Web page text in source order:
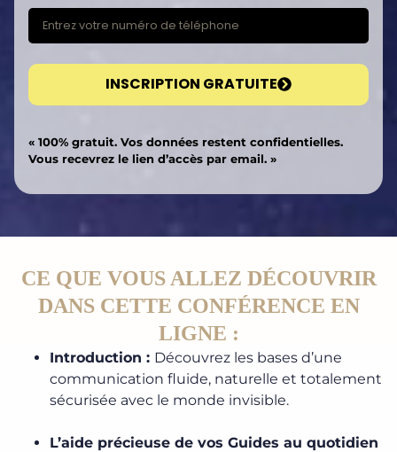
INSCRIPTION GRATUITE
« 100% gratuit. Vos données restent confidentielles.
Vous recevrez le lien d’accès par email. »
CE QUE VOUS ALLEZ DÉCOUVRIR
DANS CETTE CONFÉRENCE EN
LIGNE :
Introduction : Découvrez les bases d’une
communication fluide, naturelle et totalement
sécurisée avec le monde invisible.
L’aide précieuse de vos Guides au quotidien